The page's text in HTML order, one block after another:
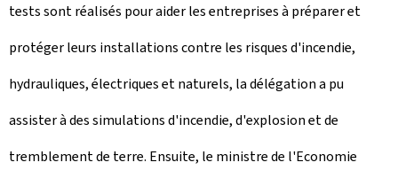
tests sont réalisés pour aider les entreprises à préparer et
protéger leurs installations contre les risques d'incendie,
hydrauliques, électriques et naturels, la délégation a pu
assister à des simulations d'incendie, d'explosion et de
tremblement de terre. Ensuite, le ministre de l'Economie